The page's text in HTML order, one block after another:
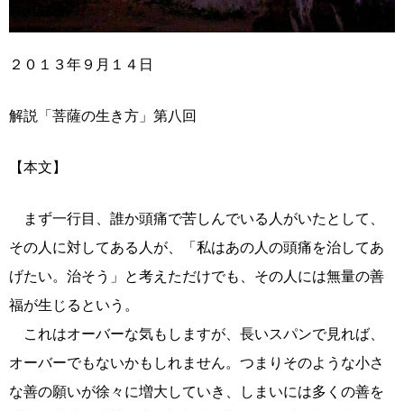
２０１３年９月１４日
解説「菩薩の生き方」第八回
【本文】
まず一行目、誰か頭痛で苦しんでいる人がいたとして、
その人に対してある人が、「私はあの人の頭痛を治してあ
げたい。治そう」と考えただけでも、その人には無量の善
福が生じるという。
これはオーバーな気もしますが、長いスパンで見れば、
オーバーでもないかもしれません。つまりそのような小さ
な善の願いが徐々に増大していき、しまいには多くの善を